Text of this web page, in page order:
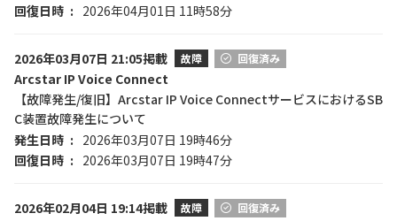
回復日時
2026年04月01日 11時58分
2026年03月07日 21:05掲載 故障 回復済み
Arcstar IP Voice Connect
【故障発生/復旧】Arcstar IP Voice ConnectサービスにおけるSB
C装置故障発生について
発生日時
2026年03月07日 19時46分
回復日時
2026年03月07日 19時47分
2026年02月04日 19:14掲載 故障 回復済み